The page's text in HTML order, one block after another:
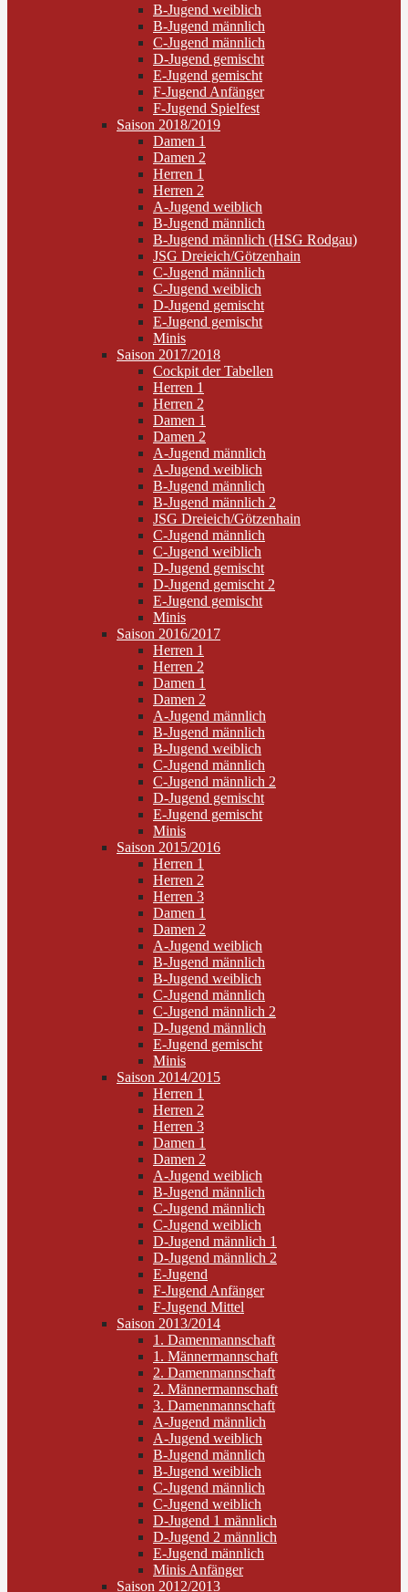
B-Jugend weiblich
B-Jugend männlich
C-Jugend männlich
D-Jugend gemischt
E-Jugend gemischt
F-Jugend Anfänger
F-Jugend Spielfest
Saison 2018/2019
Damen 1
Damen 2
Herren 1
Herren 2
A-Jugend weiblich
B-Jugend männlich
B-Jugend männlich (HSG Rodgau)
JSG Dreieich/Götzenhain
C-Jugend männlich
C-Jugend weiblich
D-Jugend gemischt
E-Jugend gemischt
Minis
Saison 2017/2018
Cockpit der Tabellen
Herren 1
Herren 2
Damen 1
Damen 2
A-Jugend männlich
A-Jugend weiblich
B-Jugend männlich
B-Jugend männlich 2
JSG Dreieich/Götzenhain
C-Jugend männlich
C-Jugend weiblich
D-Jugend gemischt
D-Jugend gemischt 2
E-Jugend gemischt
Minis
Saison 2016/2017
Herren 1
Herren 2
Damen 1
Damen 2
A-Jugend männlich
B-Jugend männlich
B-Jugend weiblich
C-Jugend männlich
C-Jugend männlich 2
D-Jugend gemischt
E-Jugend gemischt
Minis
Saison 2015/2016
Herren 1
Herren 2
Herren 3
Damen 1
Damen 2
A-Jugend weiblich
B-Jugend männlich
B-Jugend weiblich
C-Jugend männlich
C-Jugend männlich 2
D-Jugend männlich
E-Jugend gemischt
Minis
Saison 2014/2015
Herren 1
Herren 2
Herren 3
Damen 1
Damen 2
A-Jugend weiblich
B-Jugend männlich
C-Jugend männlich
C-Jugend weiblich
D-Jugend männlich 1
D-Jugend männlich 2
E-Jugend
F-Jugend Anfänger
F-Jugend Mittel
Saison 2013/2014
1. Damenmannschaft
1. Männermannschaft
2. Damenmannschaft
2. Männermannschaft
3. Damenmannschaft
A-Jugend männlich
A-Jugend weiblich
B-Jugend männlich
B-Jugend weiblich
C-Jugend männlich
C-Jugend weiblich
D-Jugend 1 männlich
D-Jugend 2 männlich
E-Jugend männlich
Minis Anfänger
Saison 2012/2013